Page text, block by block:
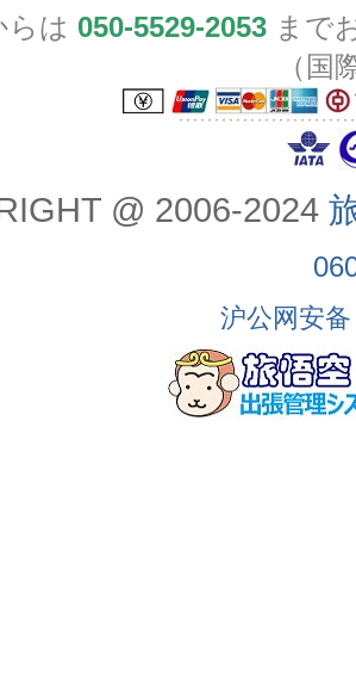
は 050-5529-2053 まで
（国
@ 2006-2024
沪公网安